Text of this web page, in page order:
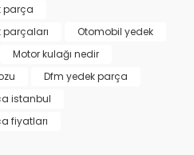
parça
parçaları
Otomobil yedek
Motor kulağı nedir
Dfm yedek parça
istanbul
fiyatları